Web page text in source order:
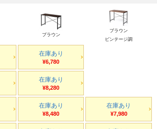
ブラウン
ブラウン
ビンテージ調
在庫あり
¥6,780
在庫あり
¥8,280
在庫あり
¥8,480
在庫あり
¥7,980